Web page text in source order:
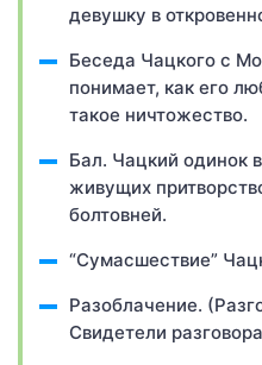
девушку в
Беседа Чацкого с
понимает, как его
такое ничтожество.
Бал. Чацкий одинок
живущих
болтовней.
“Сумасшествие”
Разоблачение.
Свидетели